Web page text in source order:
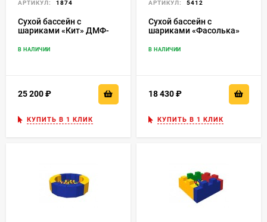
АРТИКУЛ: 1874
Сухой бассейн с
шариками «Кит» ДМФ-
В НАЛИЧИИ
25 200
КУПИТЬ В 1 КЛИК
АРТИКУЛ: 5412
Сухой бассейн с
шариками «Фасолька»
В НАЛИЧИИ
18 430
КУПИТЬ В 1 КЛИК